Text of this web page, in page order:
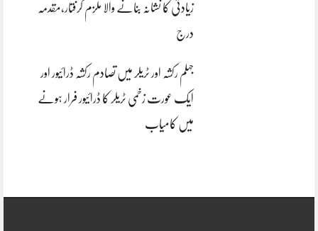
زیادتی کا نشانہ بنانے والا ملزم گرفتار،مقدمہ
درج
جہلم رکشہ اور ٹریلر میں تصادم رکشہ ڈرائیور اور
ایک عورت زخمی ٹریلر کا ڈرائیور فرار ہونے
میں کامیاب